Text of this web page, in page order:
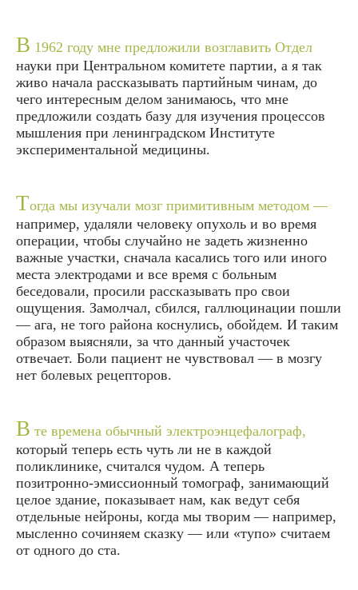
В 1962 году мне предложили возглавить Отдел
науки при Центральном комитете партии, а я так
живо начала рассказывать партийным чинам, до
чего интересным делом занимаюсь, что мне
предложили создать базу для изучения процессов
мышления при ленинградском Институте
экспериментальной медицины.
Тогда мы изучали мозг примитивным методом —
например, удаляли человеку опухоль и во время
операции, чтобы случайно не задеть жизненно
важные участки, сначала касались того или иного
места электродами и все время с больным
беседовали, просили рассказывать про свои
ощущения. Замолчал, сбился, галлюцинации пошли
— ага, не того района коснулись, обойдем. И таким
образом выясняли, за что данный участочек
отвечает. Боли пациент не чувствовал — в мозгу
нет болевых рецепторов.
В те времена обычный электроэнцефалограф,
который теперь есть чуть ли не в каждой
поликлинике, считался чудом. А теперь
позитронно-эмиссионный томограф, занимающий
целое здание, показывает нам, как ведут себя
отдельные нейроны, когда мы творим — например,
мысленно сочиняем сказку — или «тупо» считаем
от одного до ста.